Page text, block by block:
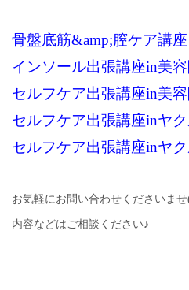
骨盤底筋&amp;膣ケア講
インソール出張講座in美
セルフケア出張講座in美
セルフケア出張講座inヤク
セルフケア出張講座inヤク
お気軽にお問い合わせくださいま
内容などはご相談ください♪